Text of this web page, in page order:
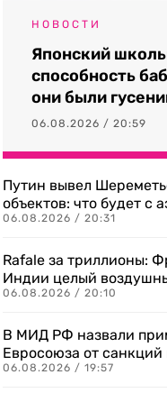
НОВОСТИ
Японский
способность
они были
06.08.2026 / 20:59
Путин вывел
объектов: что будет с
06.08.2026 / 20:31
Rafale за триллионы:
Индии целый
06.08.2026 / 20:10
В МИД РФ назвали
Евросоюза от санкций
06.08.2026 / 19:57